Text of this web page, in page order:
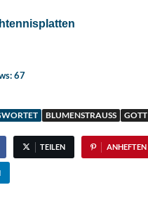
67
BLUMENSTRAUSS GOTT
TEILEN ANHEFTEN